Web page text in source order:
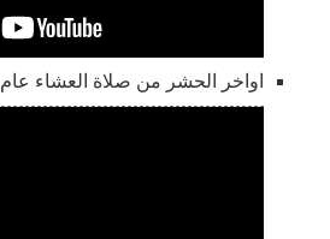
اواخر الحشر من صلاة العشاء عام 1422